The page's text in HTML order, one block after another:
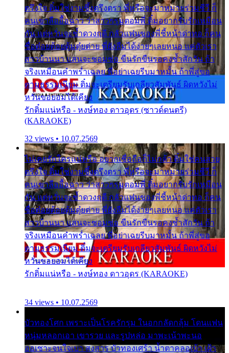
ตรึงใจ ติ๋มใช่งามซึ้งตรึงตรา พี่หรือจะมาหมายร่วมชีวี ก็
คนเขาลืออื้อฉาว ว่าสาวๆรุมตอมพี่ ติ๋มอยากรับรักเหมือน
กัน แต่หวั่นจะช้ำดวงฤดี กลัวแฟนของพี่ชี้หน้าด่าทอ ก็คน
ชื่อต๋อยต้อยตุ้มตุ๋ยต่าย พี่ยังลืมได้ง่ายๆเลยหนอ แค่ตัวเรา
สาวบ้านนา แสนจะซอมซ่อ ขืนรักขืนรอคงช้ำสักวัน ถ้า
จริงเหมือนคำพร่ำเฉลย พี่อย่าเฉยรีบมาหมั้น ถ้าพี่สู่ขอ
ตามธรรมเนียม ติ๋มจะเตรียมรับเกลียวสัมพันธ์ ผิดหวังไม่
หวั่นขอยอมได้เคียง
รักติ๋มแน่หรือ - หงษ์ทอง ดาวอุดร (ซาวด์ดนตรี)
(KARAOKE)
32 views • 10.07.2569
ไม่เคยรักใครแน่หรือ อยากเชื่อถือก็ไม่กล้า ติ๋มใช่คนสวย
ตรึงใจ ติ๋มใช่งามซึ้งตรึงตรา พี่หรือจะมาหมายร่วมชีวี ก็
คนเขาลืออื้อฉาว ว่าสาวๆรุมตอมพี่ ติ๋มอยากรับรักเหมือน
กัน แต่หวั่นจะช้ำดวงฤดี กลัวแฟนของพี่ชี้หน้าด่าทอ ก็คน
ชื่อต๋อยต้อยตุ้มตุ๋ยต่าย พี่ยังลืมได้ง่ายๆเลยหนอ แค่ตัวเรา
สาวบ้านนา แสนจะซอมซ่อ ขืนรักขืนรอคงช้ำสักวัน ถ้า
จริงเหมือนคำพร่ำเฉลย พี่อย่าเฉยรีบมาหมั้น ถ้าพี่สู่ขอ
ตามธรรมเนียม ติ๋มจะเตรียมรับเกลียวสัมพันธ์ ผิดหวังไม่
หวั่นขอยอมได้เคียง
รักติ๋มแน่หรือ - หงษ์ทอง ดาวอุดร (KARAOKE)
34 views • 10.07.2569
บัวทองโศก เพราะเป็นโรครักรุม ในอกกลัดกลุ้ม โดนแฟน
หนุ่มหลอกเอา เขารวย และรูปหล่อ มาพะเน้าพะนอ
ออเซาะจนใจเบา สงสาร บัวทองเศร้า น้ำตาคลอเบ้า เฝ้า